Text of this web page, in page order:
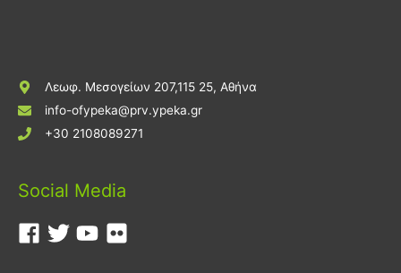
Λεωφ. Μεσογείων 207,115 25, Αθήνα
info-ofypeka@prv.ypeka.gr
+30 2108089271
Social Media